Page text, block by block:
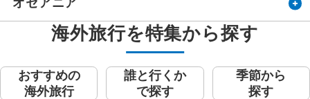
オセアニア
海外旅行を特集から探す
おすすめの
海外旅行
誰と行くか
で探す
季節から
探す